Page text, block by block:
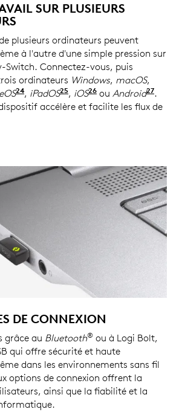
SUR PLUSIEURS
plusieurs ordinateurs peuvent
à l'autre d'une simple pression sur
Switch. Connectez-vous, puis
ordinateurs Windows, macOS,
de base du dispositif seront
24Les fonctions de base du
, iPadOS25Les fonctions de base
, iOS26 Les fonctions de
ou Android27Les
.
accélère et facilite les flux de
DE CONNEXION
grâce au Bluetooth® ou à Logi Bolt,
qui offre sécurité et haute
dans les environnements sans fil
options de connexion offrent la
ainsi que la fiabilité et la